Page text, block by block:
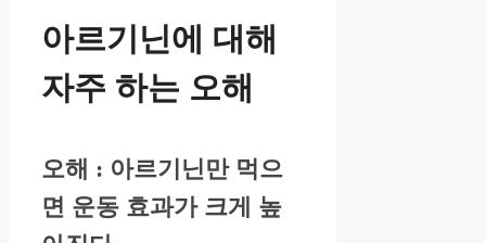
아르기닌에 대해
자주 하는 오해
오해 : 아르기닌만 먹으
면 운동 효과가 크게 높